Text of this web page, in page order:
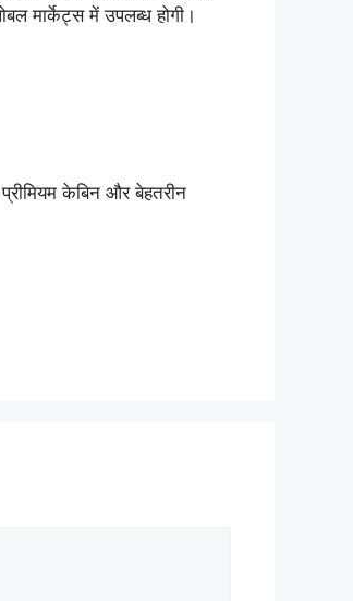
मार्केट्स में उपलब्ध होगी।
केबिन और बेहतरीन